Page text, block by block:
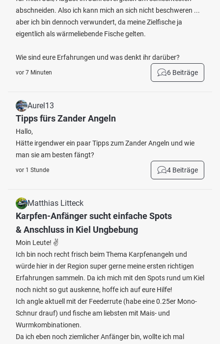
abschneiden. Also ich kann mich an sich nicht beschweren ...
aber ich bin dennoch verwundert, da meine Zielfische ja
eigentlich als wärmeliebende Fische gelten.
Wie sind eure Erfahrungen und was denkt ihr darüber?
vor 7 Minuten 6 Beiträge
Aurel13
Tipps fürs Zander Angeln
Hallo,
Hätte irgendwer ein paar Tipps zum Zander Angeln und wie
man sie am besten fängt?
vor 1 Stunde 4 Beiträge
Matthias Litteck
Karpfen-Anfänger sucht einfache Spots
& Anschluss in Kiel Ungbebung
Moin Leute! ✌️
Ich bin noch recht frisch beim Thema Karpfenangeln und
würde hier in der Region super gerne meine ersten richtigen
Erfahrungen sammeln. Da ich mich mit den Spots rund um Kiel
noch nicht so gut auskenne, hoffe ich auf eure Hilfe!
Ich angle aktuell mit der Feederrute (habe eine 0.25er Mono-
Schnur drauf) und fische am liebsten mit Mais- und
Wurmkombinationen.
Da ich eben noch ziemlicher Anfänger bin, wollte ich mal